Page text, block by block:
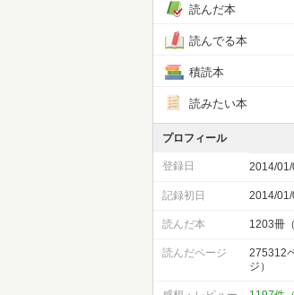
読んだ本
読んでる本
積読本
読みたい本
プロフィール
登録日 2014/01/
記録初日 2014/01/
読んだ本 1203冊
読んだページ
275312
ジ）